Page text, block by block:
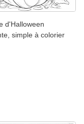
d'Halloween
simple à colorier